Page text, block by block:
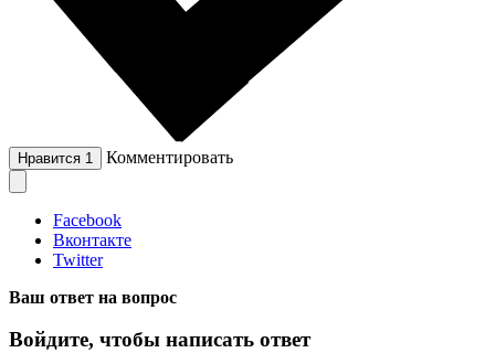
Нравится 1 Комментировать
Facebook
Вконтакте
Twitter
Ваш ответ на вопрос
Войдите, чтобы написать ответ